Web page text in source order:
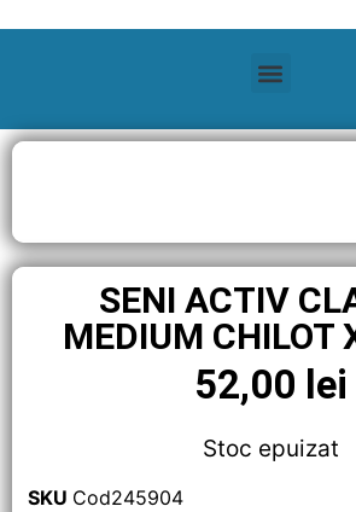
SENI ACTIV
MEDIUM CHILOT
52,00 lei
Stoc epuizat
SKU Cod245904